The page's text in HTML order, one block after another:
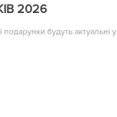
2026
подарунки будуть актуальні у